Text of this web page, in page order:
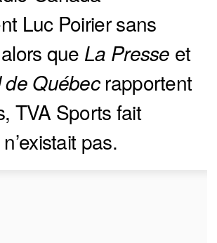
Luc Poirier sans
que La Presse et
Québecrapportent
TVA Sports fait
pas.